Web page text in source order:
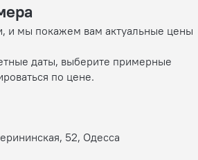
и мы покажем вам актуальные цены
даты, выберите примерные
по цене.
52, Одесса